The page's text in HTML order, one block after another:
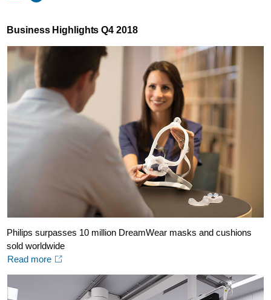
Business Highlights Q4 2018
Philips surpasses 10 million DreamWear masks and cushions
sold worldwide
Read more